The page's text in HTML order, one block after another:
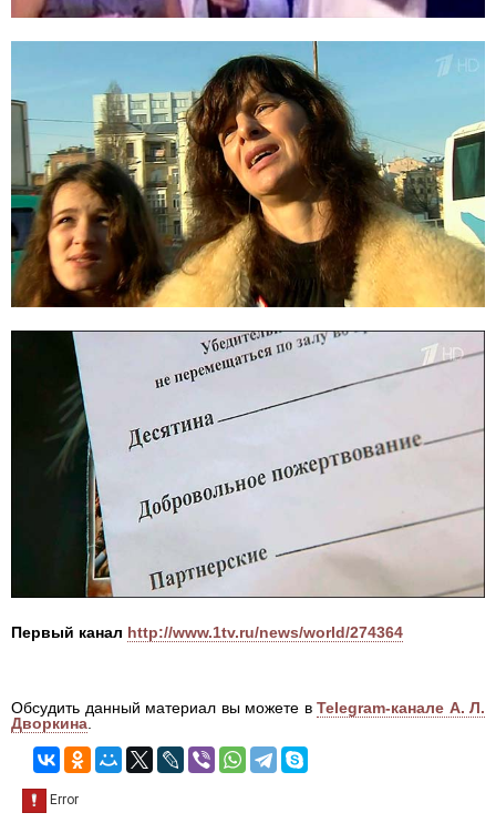
Первый канал http://www.1tv.ru/news/world/274364
Обсудить данный материал вы можете в Telegram-канале А. Л.
Дворкина